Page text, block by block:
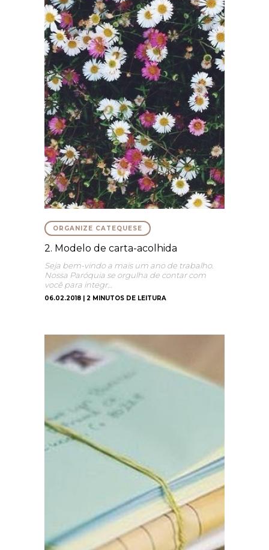
ORGANIZE CATEQUESE
2. Modelo de carta-acolhida
Seja bem-vindo a mais um ano de trabalho.
Nossa Paróquia se orgulha de contar com
você para integr…
06.02.2018 | 2 MINUTOS DE LEITURA